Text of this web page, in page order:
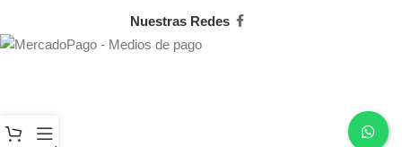
Nuestras Redes